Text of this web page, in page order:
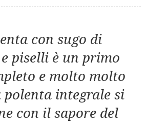
con sugo di
piselli è un primo
e molto molto
polenta integrale si
con il sapore del